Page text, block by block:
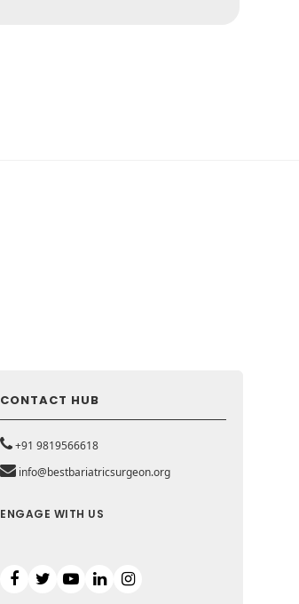
CONTACT HUB
+91 9819566618
info@bestbariatricsurgeon.org
ENGAGE WITH US